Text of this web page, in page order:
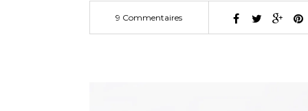
9 Commentaires